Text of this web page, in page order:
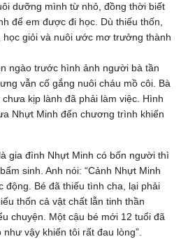
dưỡng mình từ nhỏ, đồng thời biết
để em được đi học. Dù thiếu thốn,
học giỏi và nuôi ước mơ trưởng thành
ngào trước hình ảnh người bà tần
vẫn cố gắng nuôi cháu mồ côi. Bà
kịp lành đã phải làm việc. Hình
Nhựt Minh đến chương trình khiến
gia đình Nhựt Minh có bốn người thì
sinh. Anh nói: “Cảnh Nhựt Minh
động. Bé đã thiếu tình cha, lại phải
thốn cả vật chất lẫn tinh thần
chuyện. Một cậu bé mới 12 tuổi đã
vậy khiến tôi rất đau lòng”.